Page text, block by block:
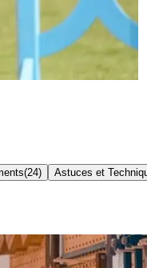
(24) Astuces et